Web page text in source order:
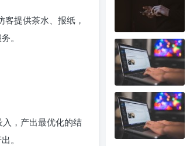
提供茶水、报纸，
。
，产出最优化的结
。